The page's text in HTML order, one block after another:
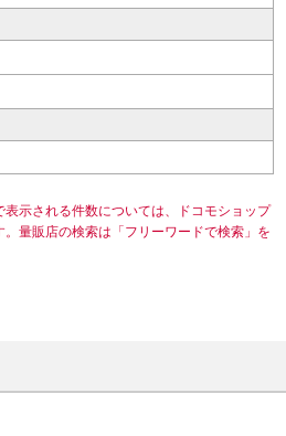
表示される件数については、ドコモショップ
量販店の検索は「フリーワードで検索」を